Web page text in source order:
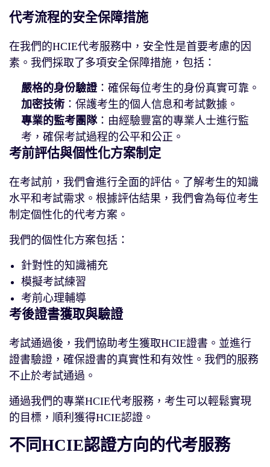
代考流程的安全保障措施
在我們的HCIE代考服務中，安全性是首要考慮的因
素。我們採取了多項安全保障措施，包括：
嚴格的身份驗證：確保每位考生的身份真實可靠。
加密技術 ：保護考生的個人信息和考試數據。
專業的監考團隊：由經驗豐富的專業人士進行監
考，確保考試過程的公平和公正。
考前評估與個性化方案制定
在考試前，我們會進行全面的評估。了解考生的知識
水平和考試需求。根據評估結果，我們會為每位考生
制定個性化的代考方案。
我們的個性化方案包括：
針對性的知識補充
模擬考試練習
考前心理輔導
考後證書獲取與驗證
考試通過後，我們協助考生獲取HCIE證書。並進行
證書驗證，確保證書的真實性和有效性。我們的服務
不止於考試通過。
通過我們的專業HCIE代考服務，考生可以輕鬆實現
的目標，順利獲得HCIE認證。
不同HCIE認證方向的代考服務